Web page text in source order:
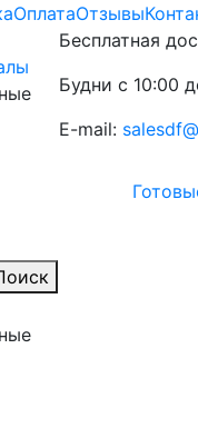
ОплатаОтзывы
Бесплатная
Будни с 10:00
E-mail: